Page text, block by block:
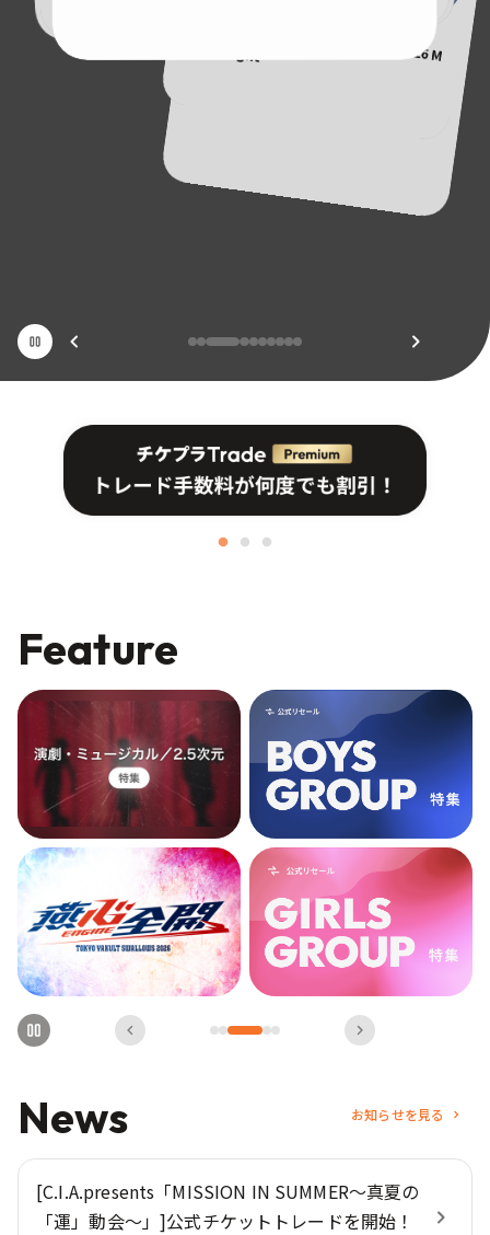
THE ALFEE Summer Celebration 2026 Mr. Moonlight
Feature
News お知らせを見る
[C.I.A.presents「MISSION IN SUMMER〜真夏の
「運」動会〜」]公式チケットトレードを開始！